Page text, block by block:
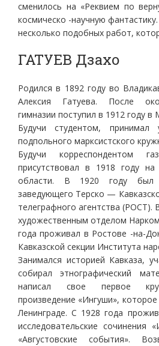
сменилось на «Реквием по
космическо -научную
несколько подобных работ,
ГАТУЕВ Дзахо
Родился в 1892 году во
Алексия Гатуева. После
гимназии поступил в 1912 году в
Будучи студентом, принимал
подпольного марксистского
Будучи корреспондентом
присутствовал в 1918 году
области. В 1920 году был
заведующего Терско —
телеграфного агентства
художественным отделом
года проживал в Ростове -на-
Кавказской секции Института
Занимался историей Кавказа,
собирал этнографический
написал свое первое
произведение «Ингуши»,
Ленинграде. С 1928 года
исследовательские сочинения
«Августовские события».